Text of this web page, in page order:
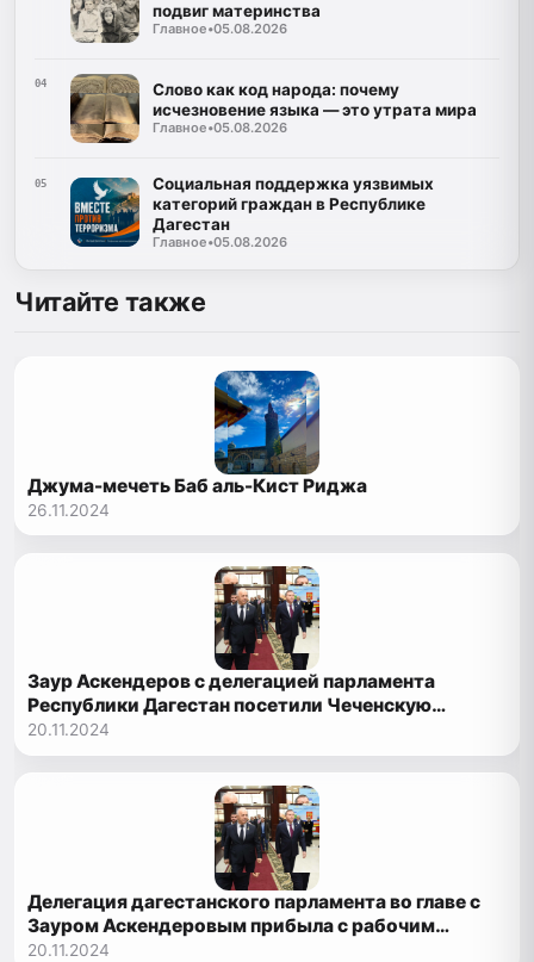
подвиг материнства
Главное•05.08.2026
04
Слово как код народа: почему
исчезновение языка — это утрата мира
Главное•05.08.2026
05
Социальная поддержка уязвимых
категорий граждан в Республике
Дагестан
Главное•05.08.2026
Читайте также
Джума-мечеть Баб аль-Кист Риджа
26.11.2024
Заур Аскендеров с делегацией парламента
Республики Дагестан посетили Чеченскую
Республику
20.11.2024
Делегация дагестанского парламента во главе с
Зауром Аскендеровым прибыла с рабочим
визитом в Чеченскую Республику
20.11.2024